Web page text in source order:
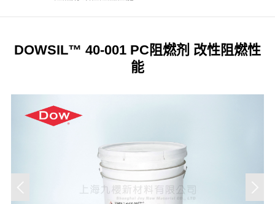
​DOWSIL™ 40-001 PC阻燃剂 改性阻燃性
能